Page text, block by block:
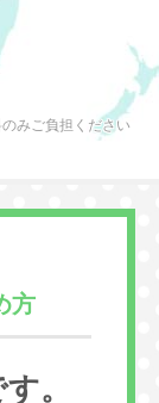
みご負担ください
方
。